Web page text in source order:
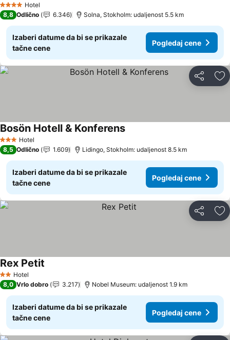
4 ZvezdiceHotel
8,8 Odlično 6.346 Solna, Stokholm: udaljenost 5.5 km
Izaberi datume da bi se prikazale
tačne cene
Pogledaj cene
Deli
3 Zvezdice
Hotel
Bosön Hotell & Konferens
8,5 Odlično 1.609 Lidingo, Stokholm: udaljenost 8.5 km
Izaberi datume da bi se prikazale
tačne cene
Pogledaj cene
Deli
2 Zvezdice
Hotel
Rex Petit
8,0 Vrlo dobro 3.217 Nobel Museum: udaljenost 1.9 km
Izaberi datume da bi se prikazale
tačne cene
Pogledaj cene